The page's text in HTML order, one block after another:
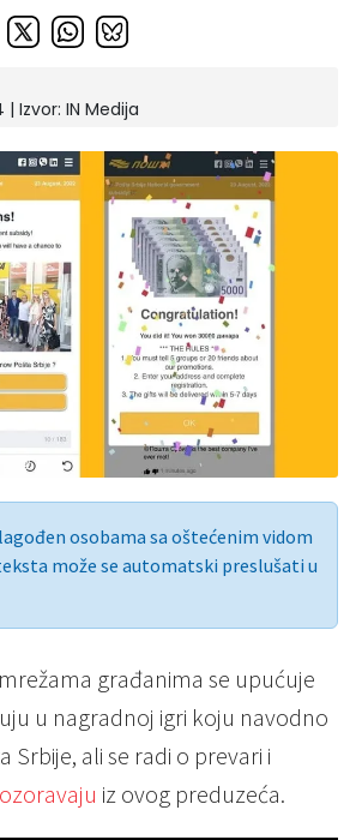
| Izvor: IN Medija
osobama sa oštećenim vidom
može se automatski preslušati u
građanima se upućuje
u nagradnoj igri koju navodno
Srbije, ali se radi o prevari i
iz ovog preduzeća.